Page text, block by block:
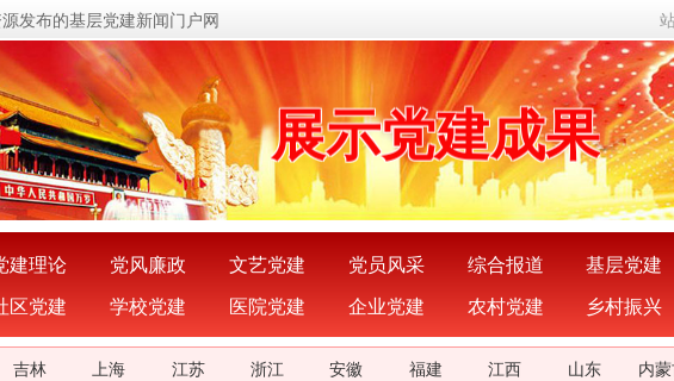
发布的基层党建新闻门户网
关注党建动态
展示党建成果
宣传党建成就
传播党建理论
密切党群关系
建理论 党风廉政 文艺党建 党员风采 综合报道 基层党建
区党建
学校党建 医院党建 企业党建 农村党建 乡村振兴
吉林 上海 江苏 浙江 安徽 福建 江西 山东 内